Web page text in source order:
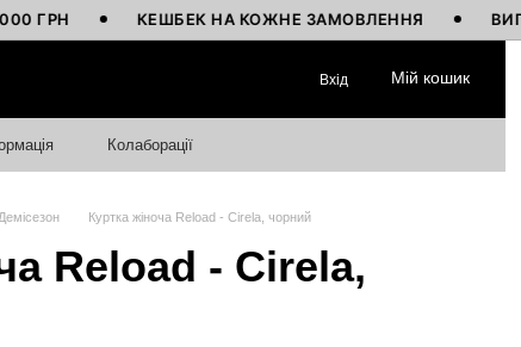
КЕШБЕК НА КОЖНЕ ЗАМОВЛЕННЯ
Вхід Мій кошик
Колаборації
Демісезон Куртка жіноча Reload - Cirela, чорний
Reload - Cirela,